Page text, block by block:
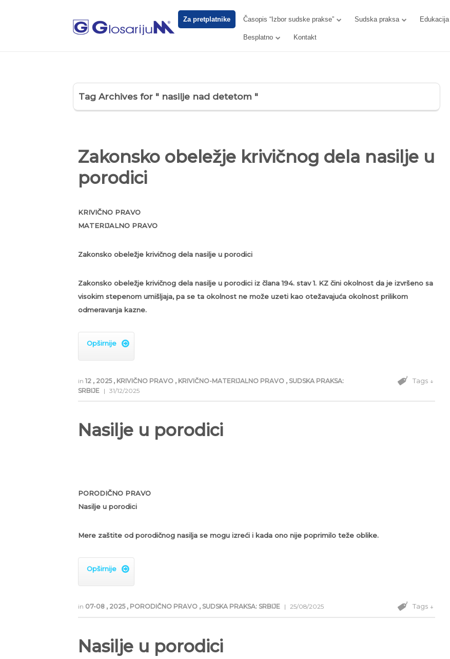
Za pretplatnike Časopis “Izbor sudske prakse” Sudska praksa Edukacija
Besplatno Kontakt
Tag Archives for " nasilje nad detetom "
Zakonsko obeležje krivičnog dela nasilje u
porodici
KRIVIČNO PRAVO
MATERIJALNO PRAVO
Zakonsko obeležje krivičnog dela nasilje u porodici
Zakonsko obeležje krivičnog dela nasilje u porodici iz člana 194. stav 1. KZ čini okolnost da je izvršeno sa
visokim stepenom umišljaja, pa se ta okolnost ne može uzeti kao otežavajuća okolnost prilikom
odmeravanja kazne.
Opširnije 
in 12 , 2025 , KRIVIČNO PRAVO , KRIVIČNO-MATERIJALNO PRAVO , SUDSKA PRAKSA:
SRBIJE | 31/12/2025
Tags ↓
Nasilje u porodici
PORODIČNO PRAVO
Nasilje u porodici
Mere zaštite od porodičnog nasilja se mogu izreći i kada ono nije poprimilo teže oblike.
Opširnije 
in 07-08 , 2025 , PORODIČNO PRAVO , SUDSKA PRAKSA: SRBIJE | 25/08/2025 Tags ↓
Nasilje u porodici